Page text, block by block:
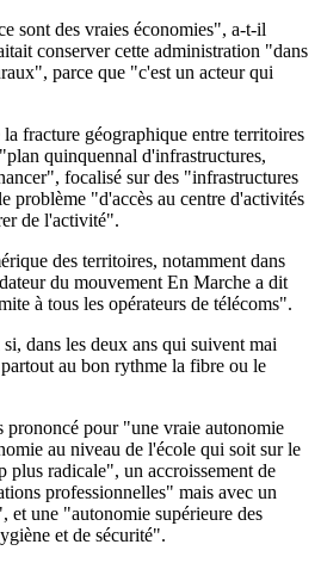
sont des vraies économies", a-t-il
conserver cette administration "dans
parce que "c'est un acteur qui
fracture géographique entre territoires
quinquennal d'infrastructures,
focalisé sur des "infrastructures
problème "d'accès au centre d'activités
de l'activité".
des territoires, notamment dans
du mouvement En Marche a dit
à tous les opérateurs de télécoms".
dans les deux ans qui suivent mai
au bon rythme la fibre ou le
prononcé pour "une vraie autonomie
au niveau de l'école qui soit sur le
plus radicale", un accroissement de
professionnelles" mais avec un
et une "autonomie supérieure des
et de sécurité".